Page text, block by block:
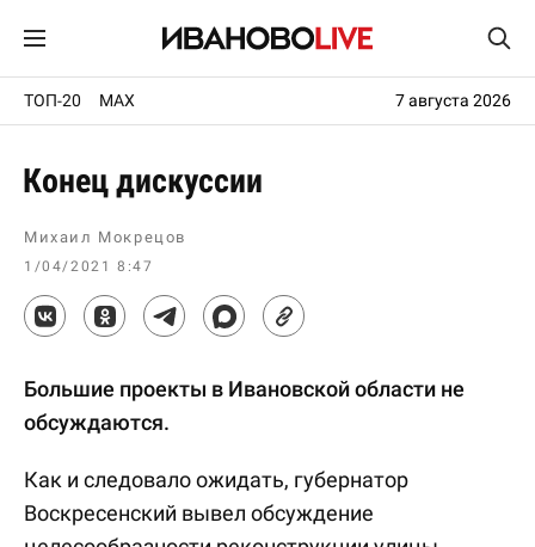
ТОП-20 MAX 7 августа 2026
Конец дискуссии
Михаил Мокрецов
1/04/2021 8:47
Большие проекты в Ивановской области не
обсуждаются.
Как и следовало ожидать, губернатор
Воскресенский вывел обсуждение